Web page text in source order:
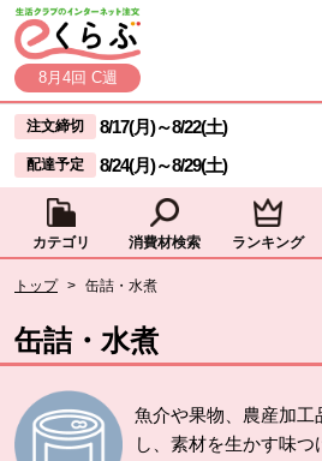
ページの先頭です。
本文へジャンプする。
8月4回 C週
ここからサイト内共通メニューです。
サイト内共通メニューをスキップする
注文締切 8/17(月)～8/22(土)
配達予定 8/24(月)～8/29(土)
カテゴリ 消費材検索 ランキング
トップ > 缶詰・水煮
缶詰・水煮
魚介や果物、農産加工
し、素材を生かす味つ